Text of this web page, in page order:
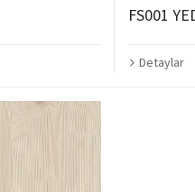
FS001
Detaylar